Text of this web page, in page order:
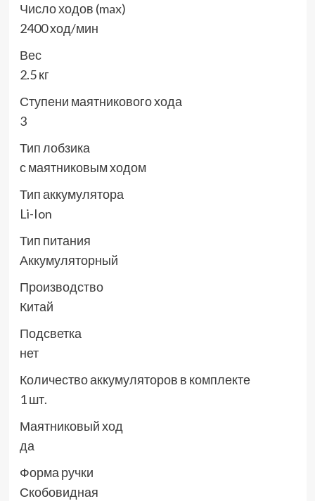
Число ходов (max)
2400 ход/мин
Вес
2.5 кг
Ступени маятникового хода
3
Тип лобзика
с маятниковым ходом
Тип аккумулятора
Li-Ion
Тип питания
Аккумуляторный
Производство
Китай
Подсветка
нет
Количество аккумуляторов в комплекте
1 шт.
Маятниковый ход
да
Форма ручки
Скобовидная